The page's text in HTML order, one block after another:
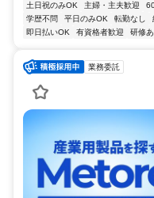
土日祝のみOK
主婦・主夫歓迎
学歴不問
平日のみOK 転勤なし
即日払いOK
有資格者歓迎 研修あ
業務委託